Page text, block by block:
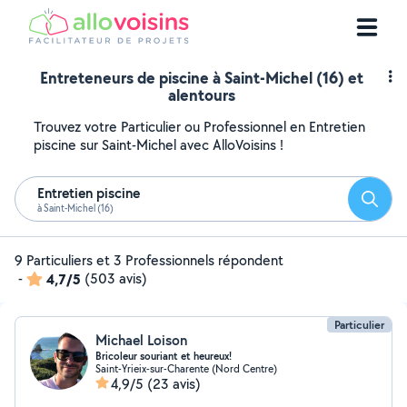
Entreteneurs de piscine à Saint-Michel (16) et
alentours
Trouvez votre Particulier ou Professionnel en Entretien
piscine sur Saint-Michel avec AlloVoisins !
Entretien piscine
à Saint-Michel (16)
9 Particuliers et 3 Professionnels répondent
-
4,7/5 (503 avis)
Particulier
Michael Loison
Bricoleur souriant et heureux!
Saint-Yrieix-sur-Charente (Nord Centre)
4,9/5 (23 avis)